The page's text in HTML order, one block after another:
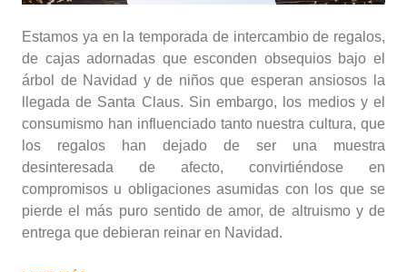
Estamos ya en la temporada de intercambio de regalos,
de cajas adornadas que esconden obsequios bajo el
árbol de Navidad y de niños que esperan ansiosos la
llegada de Santa Claus. Sin embargo, los medios y el
consumismo han influenciado tanto nuestra cultura, que
los regalos han dejado de ser una muestra
desinteresada de afecto, convirtiéndose en
compromisos u obligaciones asumidas con los que se
pierde el más puro sentido de amor, de altruismo y de
entrega que debieran reinar en Navidad.